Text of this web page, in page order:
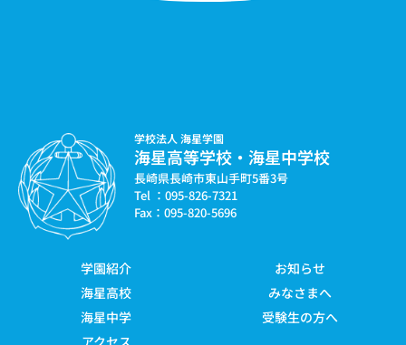
学校法人 海星学園
海星高等学校・海星中学校
長崎県長崎市東山手町5番3号
Tel ：095-826-7321
Fax：095-820-5696
学園紹介
海星高校
海星中学
お知らせ
みなさまへ
受験生の方へ